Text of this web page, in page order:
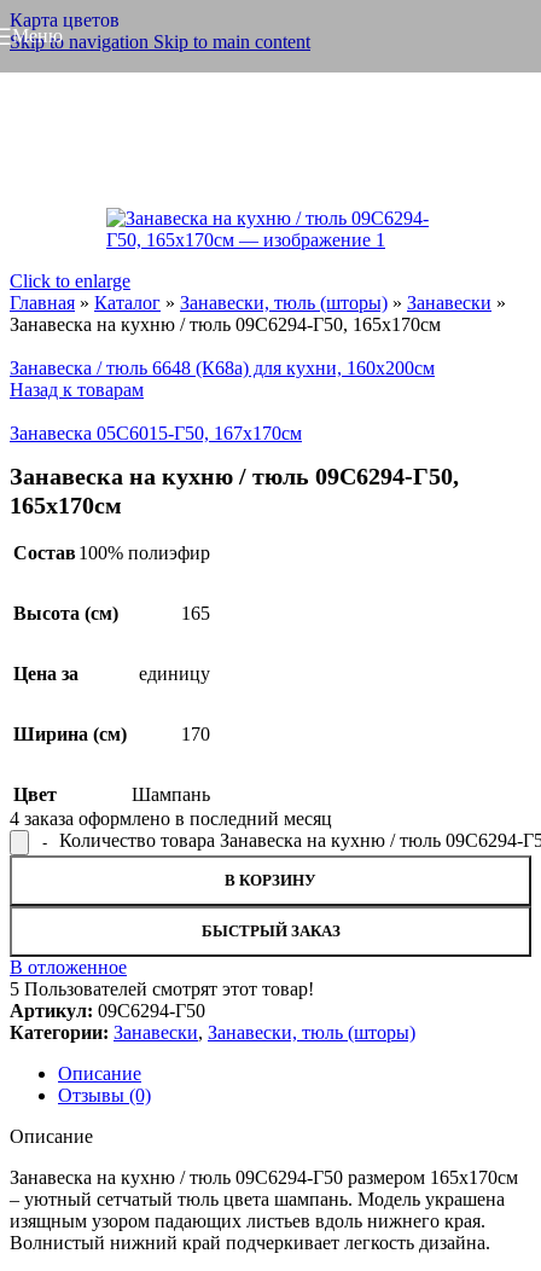
Карта цветов
Skip to navigation Skip to main content
Меню
Click to enlarge
Главная » Каталог » Занавески, тюль (шторы) » Занавески »
Занавеска на кухню / тюль 09С6294-Г50, 165х170см
Занавеска / тюль 6648 (К68а) для кухни, 160х200см
Назад к товарам
Занавеска 05С6015-Г50, 167х170см
Занавеска на кухню / тюль 09С6294-Г50,
165х170см
Состав100% полиэфир
Высота (см) 165
Цена за единицу
Ширина (см) 170
Цвет
Шампань
4 заказа оформлено в последний месяц
Количество товара Занавеска на кухню / тюль 09С6294-
В КОРЗИНУ
БЫСТРЫЙ ЗАКАЗ
В отложенное
5 Пользователей смотрят этот товар!
Артикул: 09С6294-Г50
Категории: Занавески, Занавески, тюль (шторы)
Описание
Отзывы (0)
Описание
Занавеска на кухню / тюль 09С6294-Г50 размером 165х170см
– уютный сетчатый тюль цвета шампань. Модель украшена
изящным узором падающих листьев вдоль нижнего края.
Волнистый нижний край подчеркивает легкость дизайна.